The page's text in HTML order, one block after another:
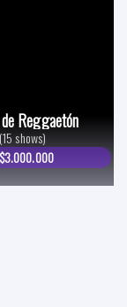
Reggaetón
(15 shows)